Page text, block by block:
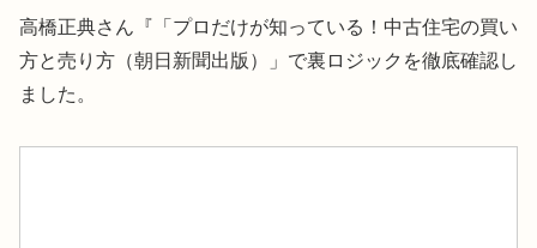
高橋正典さん『「プロだけが知っている！中古住宅の買い
方と売り方（朝日新聞出版）」で裏ロジックを徹底確認し
ました。